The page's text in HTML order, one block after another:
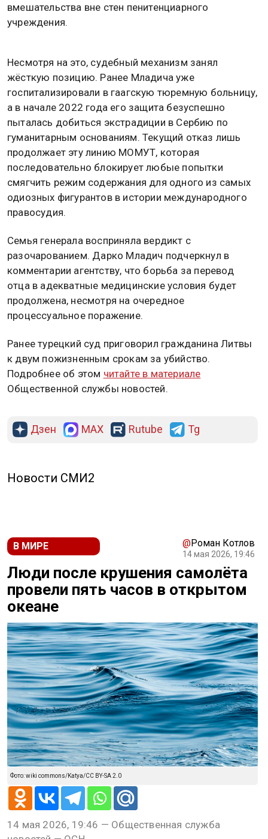
вмешательства вне стен пенитенциарного
учреждения.
Несмотря на это, судебный механизм занял
жёсткую позицию. Ранее Младича уже
госпитализировали в гаагскую тюремную больницу,
а в начале 2022 года его защита безуспешно
пыталась добиться экстрадиции в Сербию по
гуманитарным основаниям. Текущий отказ лишь
продолжает эту линию МОМУТ, которая
последовательно блокирует любые попытки
смягчить режим содержания для одного из самых
одиозных фигурантов в истории международного
правосудия.
Семья генерала восприняла вердикт с
разочарованием. Дарко Младич подчеркнул в
комментарии агентству, что борьба за перевод
отца в адекватные медицинские условия будет
продолжена, несмотря на очередное
процессуальное поражение.
Ранее турецкий суд приговорил гражданина Литвы
к двум пожизненным срокам за убийство.
Подробнее об этом читайте в материале
Общественной службы новостей.
Дзен MAX Rutube Tg
Новости СМИ2
В МИРЕ @Роман Котлов
14 мая 2026, 19:46
Люди после крушения самолёта
провели пять часов в открытом
океане
Фото: wiki commons/Katya/CC BY-SA 2.0
14 мая 2026, 19:46 — Общественная служба